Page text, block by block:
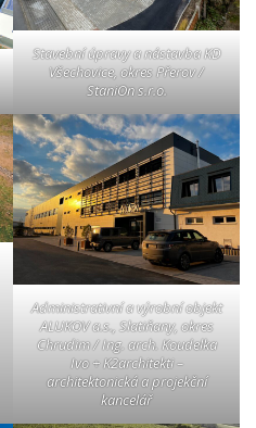
Stavební úpravy a nástavba KD
Všechovice, okres Přerov /
StaniOn s.r.o.
Administrativní a výrobní objekt
ALUKOV a.s., Slatiňany, okres
Chrudim / Ing. arch. Koudelka
Ivo + K2architekti –
architektonická a projekční
kancelář